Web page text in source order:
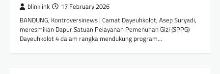
blinklink 17 February 2026
BANDUNG, Kontroversinews | Camat Dayeuhkolot, Asep Suryadi,
meresmikan Dapur Satuan Pelayanan Pemenuhan Gizi (SPPG)
Dayeuhkolot 4 dalam rangka mendukung program…